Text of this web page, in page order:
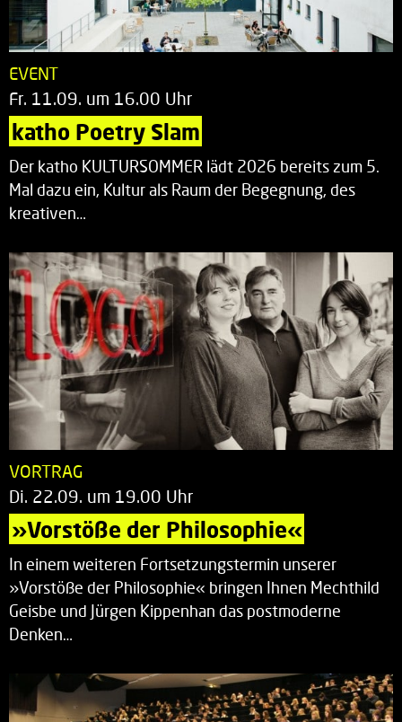
EVENT
Fr. 11.09. um 16.00 Uhr
katho Poetry Slam
Der katho KULTURSOMMER lädt 2026 bereits zum 5.
Mal dazu ein, Kultur als Raum der Begegnung, des
kreativen…
VORTRAG
Di. 22.09. um 19.00 Uhr
»Vorstöße der Philosophie«
In einem weiteren Fortsetzungstermin unserer
»Vorstöße der Philosophie« bringen Ihnen Mechthild
Geisbe und Jürgen Kippenhan das postmoderne
Denken…